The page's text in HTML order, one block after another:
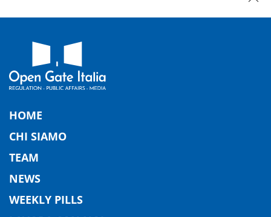
HOME
CHI SIAMO
TEAM
NEWS
WEEKLY PILLS